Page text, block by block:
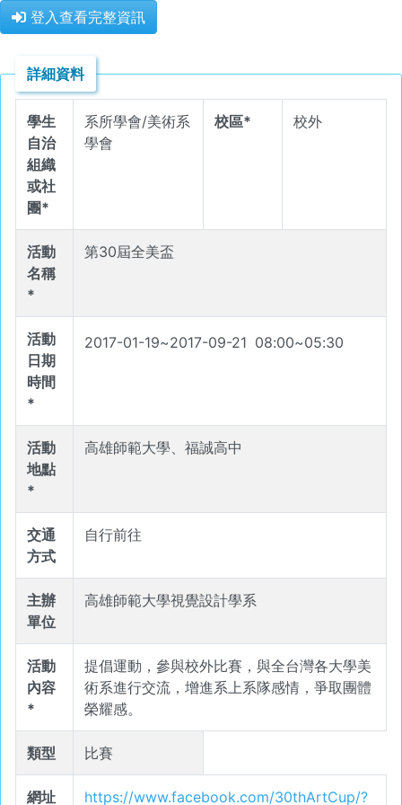
登入查看完整資訊
詳細資料
學生
自治
組織
或社
團*
系所學會/美術系
學會
校區* 校外
活動
名稱
*
第30屆全美盃
活動
日期
時間
*
2017-01-19~2017-09-21 08:00~05:30
活動
地點
*
高雄師範大學、福誠高中
交通
方式
自行前往
主辦
單位
高雄師範大學視覺設計學系
活動
內容
*
提倡運動，參與校外比賽，與全台灣各大學美
術系進行交流，增進系上系隊感情，爭取團體
榮耀感。
類型 比賽
網址 https://www.facebook.com/30thArtCup/?